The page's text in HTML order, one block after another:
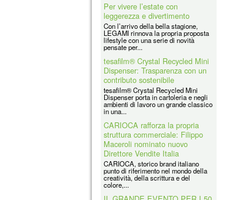
Per vivere l’estate con
leggerezza e divertimento
Con l’arrivo della bella stagione,
LEGAMI rinnova la propria proposta
lifestyle con una serie di novità
pensate per...
tesafilm® Crystal Recycled Mini
Dispenser: Trasparenza con un
contributo sostenibile
tesafilm® Crystal Recycled Mini
Dispenser porta in cartoleria e negli
ambienti di lavoro un grande classico
in una...
CARIOCA rafforza la propria
struttura commerciale: Filippo
Maceroli nominato nuovo
Direttore Vendite Italia
CARIOCA, storico brand italiano
punto di riferimento nel mondo della
creatività, della scrittura e del
colore,...